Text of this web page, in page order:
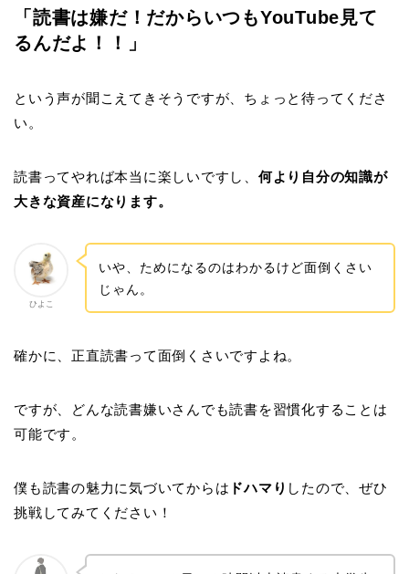
「読書は嫌だ！だからいつもYouTube見て
るんだよ！！」
という声が聞こえてきそうですが、ちょっと待ってくださ
い。
読書ってやれば本当に楽しいですし、 何より自分の知識が
大きな資産になります。
ひよこ
いや、ためになるのはわかるけど面倒くさい
じゃん。
確かに、正直読書って面倒くさいですよね。
ですが、どんな読書嫌いさんでも読書を習慣化することは
可能です。
僕も読書の魅力に気づいてからは ドハマり したので、ぜひ
挑戦してみてください！